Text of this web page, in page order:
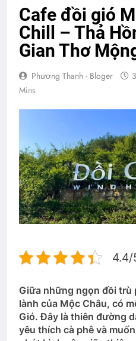
Cafe đồi gió
Chill – Thả
Gian Thơ
Phương Thanh - Bloger
Mins
4.4/
Giữa những ngọn đồi trù
lành của Mộc Châu, có
Gió. Đây là thiên đường
yêu thích cà phê và